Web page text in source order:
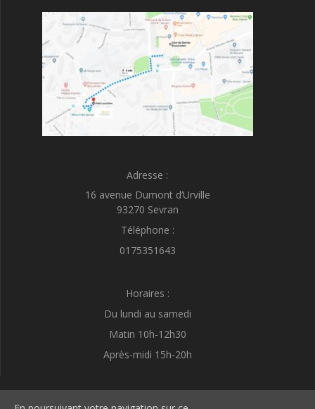
Adresse :
16 avenue Dumont d’Urville
93270 Sevran
Téléphone :
0175351643
Horaires :
Du lundi au samedi
Matin 10h-12h30
Après-midi 15h-20h